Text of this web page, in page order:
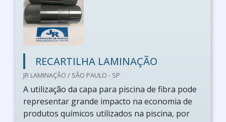
RECARTILHA LAMINAÇÃO
JR LAMINAÇÃO / SÃO PAULO - SP
A utilização da capa para piscina de fibra pode
representar grande impacto na economia de
produtos químicos utilizados na piscina, por